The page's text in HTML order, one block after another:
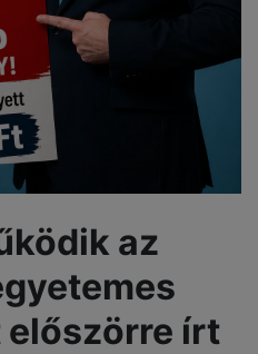
az
előszörre írt